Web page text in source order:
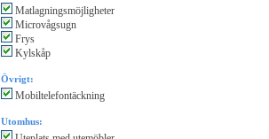
Matlagningsmöjligheter
Microvågsugn
Frys
Kylskåp
Övrigt:
Mobiltelefontäckning
Utomhus: